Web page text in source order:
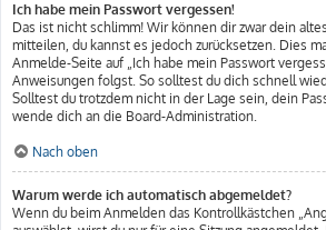
Ich habe mein Passwort vergessen!
Das ist nicht schlimm! Wir können dir zwar dein
mitteilen, du kannst es jedoch zurücksetzen. Dies
Anmelde-Seite auf „Ich habe mein Passwort
Anweisungen folgst. So solltest du dich schnell
Solltest du trotzdem nicht in der Lage sein, dein
wende dich an die Board-Administration.
Nach oben
Warum werde ich automatisch abgemeldet?
Wenn du beim Anmelden das Kontrollkästchen